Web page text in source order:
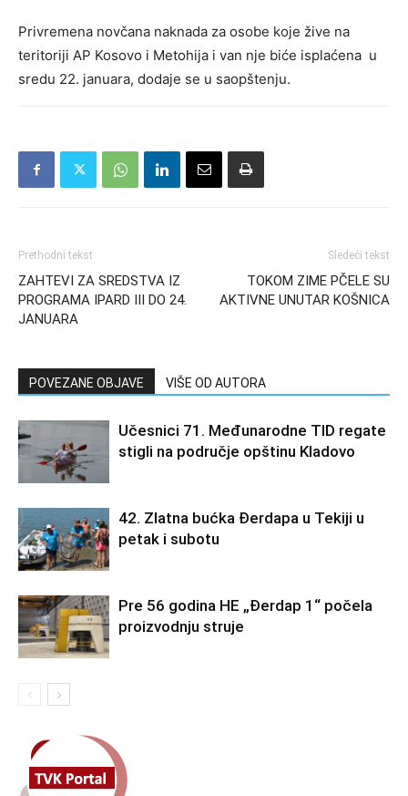
Privremena novčana naknada za osobe koje žive na
teritoriji AP Kosovo i Metohija i van nje biće isplaćena u
sredu 22. januara, dodaje se u saopštenju.
Prethodni tekst
ZAHTEVI ZA SREDSTVA IZ
PROGRAMA IPARD III DO 24.
JANUARA
Sledeći tekst
TOKOM ZIME PČELE SU
AKTIVNE UNUTAR KOŠNICA
POVEZANE OBJAVE VIŠE OD AUTORA
Učesnici 71. Međunarodne TID regate
stigli na područje opštinu Kladovo
42. Zlatna bućka Đerdapa u Tekiji u
petak i subotu
Pre 56 godina HE „Đerdap 1“ počela
proizvodnju struje